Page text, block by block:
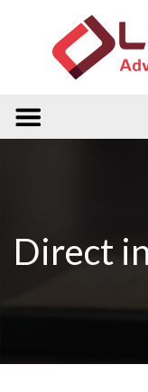
Direct